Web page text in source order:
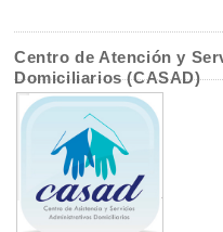
Centro de Atención y
Domiciliarios (CASAD)